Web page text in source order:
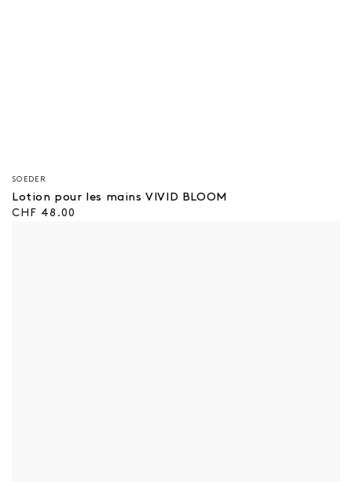
Vendeur/vendeuse
:
SOEDER
Lotion pour les mains VIVID BLOOM
Prix
CHF 48.00